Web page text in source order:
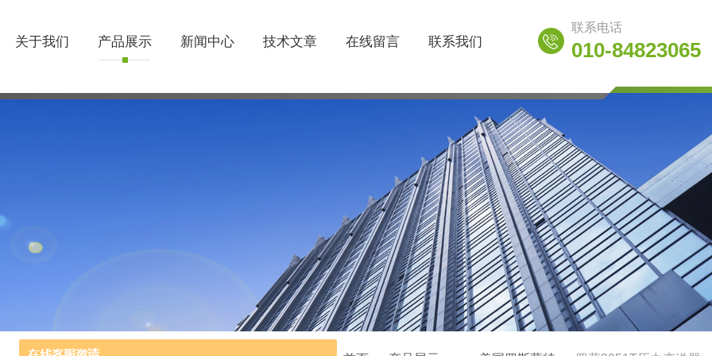
关于我们 产品展示 新闻中心 技术文章 在线留言 联系我们
联系电话
010-84823065